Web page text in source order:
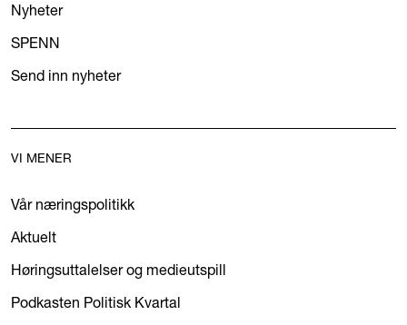
Nyheter
SPENN
Send inn nyheter
VI MENER
Vår næringspolitikk
Aktuelt
Høringsuttalelser og medieutspill
Podkasten Politisk Kvartal